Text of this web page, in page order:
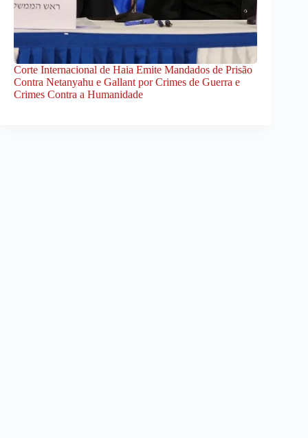
Corte Internacional de Haia Emite Mandados de Prisão
Contra Netanyahu e Gallant por Crimes de Guerra e
Crimes Contra a Humanidade